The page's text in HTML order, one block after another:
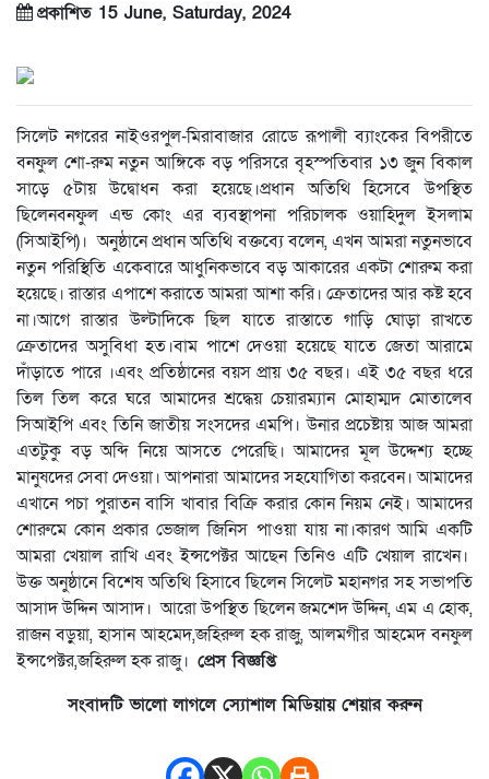
প্রকাশিত 15 June, Saturday, 2024
সিলেট নগরের নাইওরপুল-মিরাবাজার রোডে রূপালী ব্যাংকের বিপরীতে
বনফুল শো-রুম নতুন আঙ্গিকে বড় পরিসরে বৃহস্পতিবার ১৩ জুন বিকাল
সাড়ে ৫টায় উদ্বোধন করা হয়েছে।প্রধান অতিথি হিসেবে উপস্থিত
ছিলেনবনফুল এন্ড কোং এর ব্যবস্থাপনা পরিচালক ওয়াহিদুল ইসলাম
(সিআইপি)। অনুষ্ঠানে প্রধান অতিথি বক্তব্যে বলেন, এখন আমরা নতুনভাবে
নতুন পরিস্থিতি একেবারে আধুনিকভাবে বড় আকারের একটা শোরুম করা
হয়েছে। রাস্তার এপাশে করাতে আমরা আশা করি। ক্রেতাদের আর কষ্ট হবে
না।আগে রাস্তার উল্টাদিকে ছিল যাতে রাস্তাতে গাড়ি ঘোড়া রাখতে
ক্রেতাদের অসুবিধা হত।বাম পাশে দেওয়া হয়েছে যাতে জেতা আরামে
দাঁড়াতে পারে ।এবং প্রতিষ্ঠানের বয়স প্রায় ৩৫ বছর। এই ৩৫ বছর ধরে
তিল তিল করে ঘরে আমাদের শ্রদ্ধেয় চেয়ারম্যান মোহাম্মদ মোতালেব
সিআইপি এবং তিনি জাতীয় সংসদের এমপি। উনার প্রচেষ্টায় আজ আমরা
এতটুকু বড় অব্দি নিয়ে আসতে পেরেছি। আমাদের মূল উদ্দেশ্য হচ্ছে
মানুষদের সেবা দেওয়া। আপনারা আমাদের সহযোগিতা করবেন। আমাদের
এখানে পচা পুরাতন বাসি খাবার বিক্রি করার কোন নিয়ম নেই। আমাদের
শোরুমে কোন প্রকার ভেজাল জিনিস পাওয়া যায় না।কারণ আমি একটি
আমরা খেয়াল রাখি এবং ইন্সপেক্টর আছেন তিনিও এটি খেয়াল রাখেন।
উক্ত অনুষ্ঠানে বিশেষ অতিথি হিসাবে ছিলেন সিলেট মহানগর সহ সভাপতি
আসাদ উদ্দিন আসাদ। আরো উপস্থিত ছিলেন জমশেদ উদ্দিন, এম এ হোক,
রাজন বড়ুয়া, হাসান আহমেদ,জহিরুল হক রাজু, আলমগীর আহমেদ বনফুল
ইন্সপেক্টর,জহিরুল হক রাজু। প্রেস বিজ্ঞপ্তি
সংবাদটি ভালো লাগলে স্যোশাল মিডিয়ায় শেয়ার করুন